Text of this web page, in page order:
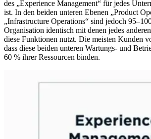
des „Experience Management“ für jedes
ist. In den beiden unteren Ebenen „Product
„Infrastructure Operations“ sind jedoch
Organisation identisch mit denen jedes
diese Funktionen nutzt. Die meisten Kunden
dass diese beiden unteren Wartungs- und
60 % ihrer Ressourcen binden.